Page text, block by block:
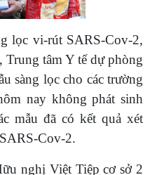
lọc vi-rút SARS-Cov-2,
Trung tâm Y tế dự phòng
sàng lọc cho các trường
nay không phát sinh
mẫu đã có kết quả xét
Cov-2.
nghị Việt Tiệp cơ sở 2